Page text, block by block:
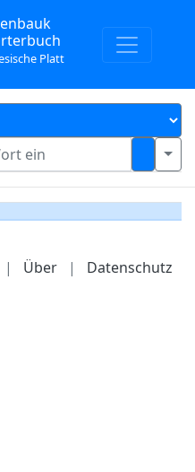
Platt
| Über | Datenschutz